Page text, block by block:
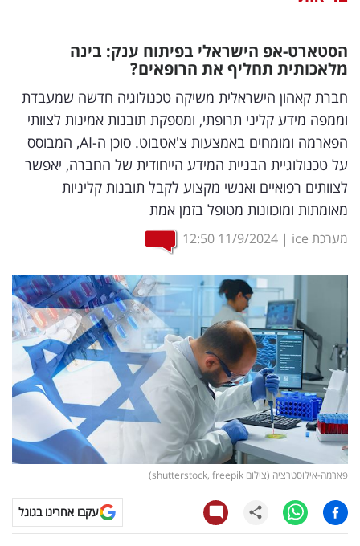
דיגיטל
וטק
שיווק
ופרסום
משפט
מדדים
רכילות
עסקית
קריפטו
ויראלי
טלוויזיה
עסקי
ספורט
הסטארט-אפ הישראלי בפיתוח ענק: בינה
מלאכותית תחליף את הרופאים?
חברת קאהון הישראלית משיקה טכנולוגיה חדשה שמעבדת
וממפה מידע קליני תרופתי, ומספקת תובנות אמינות לצוותי
הפארמה ומומחים באמצעות צ'אטבוט. סוכן ה-AI, המבוסס
על טכנולוגיית הבניית המידע הייחודית של החברה, יאפשר
לצוותים רפואיים ואנשי מקצוע לקבל תובנות קליניות
מאומתות ומוכוונות מטופל בזמן אמת
מערכת ice |
11/9/2024
12:50
פארמה-אילוסטרציה (צילום shutterstock, freepik)
עקבו אחרינו בגוגל